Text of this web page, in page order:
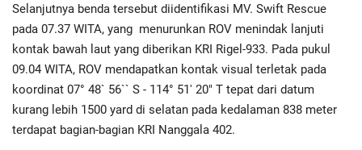
Kopilogis
Selanjutnya benda tersebut diidentifikasi MV. Swift Rescue
pada 07.37 WITA, yang menurunkan ROV menindak lanjuti
kontak bawah laut yang diberikan KRI Rigel-933. Pada pukul
09.04 WITA, ROV mendapatkan kontak visual terletak pada
koordinat 07° 48` 56`` S - 114° 51' 20" T tepat dari datum
kurang lebih 1500 yard di selatan pada kedalaman 838 meter
terdapat bagian-bagian KRI Nanggala 402.